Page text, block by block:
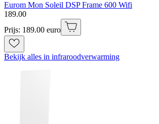
Eurom Mon Soleil DSP Frame 600 Wifi
189.00
Prijs: 189.00 euro
Bekijk alles in infraroodverwarming